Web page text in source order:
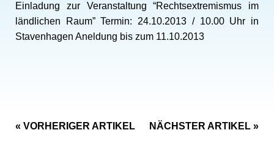
Einladung zur Veranstaltung “Rechtsextremismus im
ländlichen Raum” Termin: 24.10.2013 / 10.00 Uhr in
Stavenhagen Aneldung bis zum 11.10.2013
NÄCHSTER ARTIKEL »
« VORHERIGER ARTIKEL